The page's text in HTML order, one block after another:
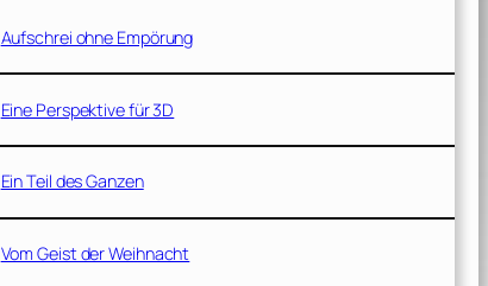
Aufschrei ohne Empörung
Eine Perspektive für 3D
Ein Teil des Ganzen
Vom Geist der Weihnacht